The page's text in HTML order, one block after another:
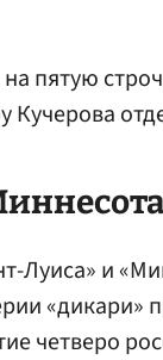
пятую
Луиса» и
«дикари»
четверо